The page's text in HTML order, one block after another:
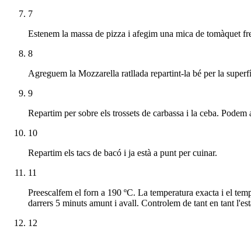
7
Estenem la massa de pizza i afegim una mica de tomàquet
8
Agreguem la Mozzarella ratllada repartint-la bé per la
9
Repartim per sobre els trossets de carbassa i la ceba.
10
Repartim els tacs de bacó i ja està a punt per cuinar.
11
Preescalfem el forn a 190 ºC. La temperatura exacta i el
darrers 5 minuts amunt i avall. Controlem de tant en tant
12